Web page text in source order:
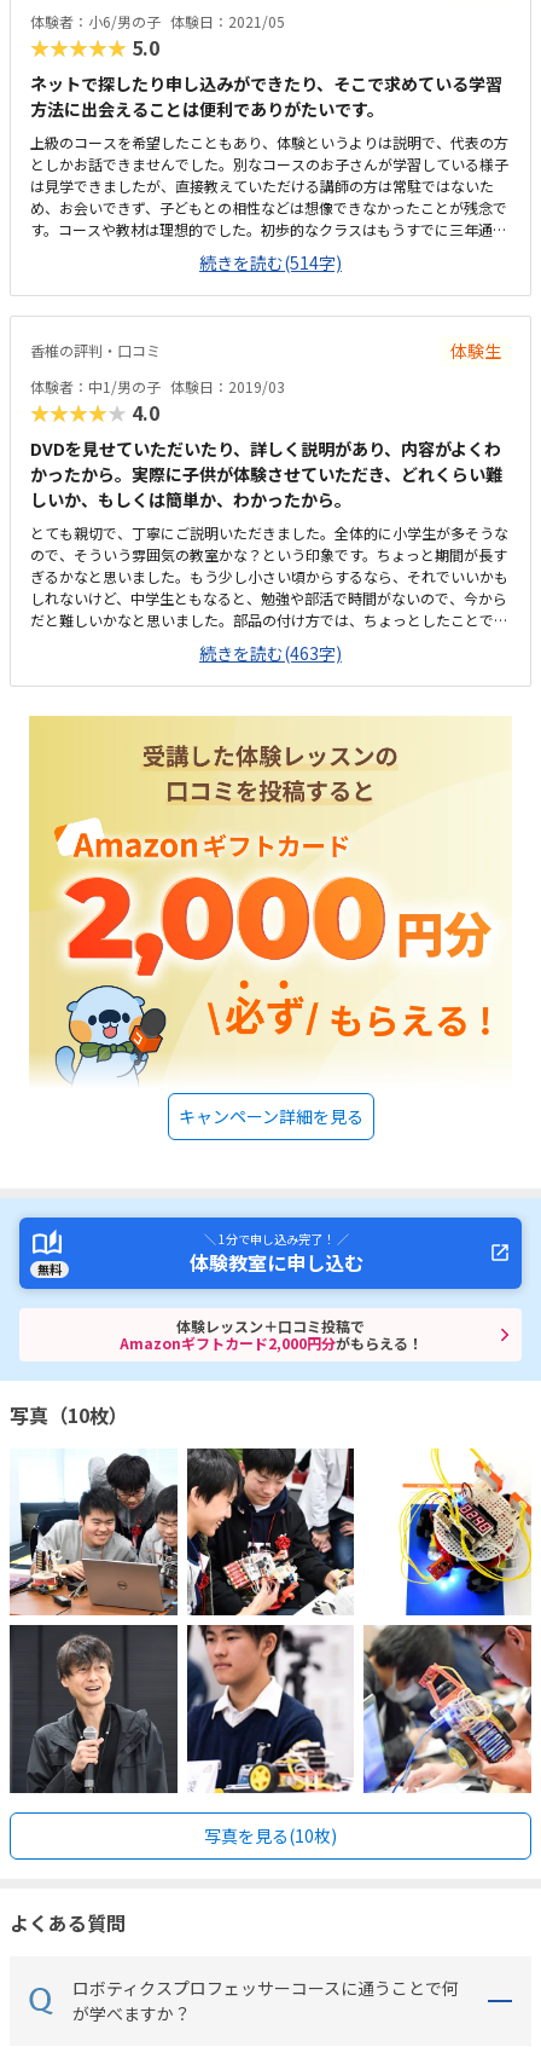
体験者：小6/男の子 体験日：2021/05
★★★★★ 5.0
ネットで探したり申し込みができたり、そこで求めている学習
方法に出会えることは便利でありがたいです。
上級のコースを希望したこともあり、体験というよりは説明で、代表の方
としかお話できませんでした。別なコースのお子さんが学習している様子
は見学できましたが、直接教えていただける講師の方は常駐ではないた
め、お会いできず、子どもとの相性などは想像できなかったことが残念で
す。コースや教材は理想的でした。初歩的なクラスはもうすでに三年通
い、今までの教室ではカリキュラムを全て終了してしまっていたので、さ
らに上のクラスで六年生から学べるコースはよかったです。少し難しいと
は思いますが、子ども本人も、理解できた時はきっと楽しいだろうと予想
していました。車での送り迎えを予定していますが、子ども一人で行く方
ですが、他にはあまりないので不満ではないです。こぢんまりという感じ
でした。以前通っていたところはショッピングセンターの中にあったの
で、もう少し開放感がありましたが雰囲気は似ているようで、子どもは違
和感ないと感じていました。安いとは言えないですが、このくらいかかる
ものかな、と納得しています。機材を最初に揃えるため、どこも初回は出
費が多めです。家庭的な雰囲気がありました。
続きを読む(514字)
香椎の評判・口コミ 体験生
体験者：中1/男の子 体験日：2019/03
★★★★★ 4.0
DVDを見せていただいたり、詳しく説明があり、内容がよくわ
かったから。実際に子供が体験させていただき、どれくらい難
しいか、もしくは簡単か、わかったから。
とても親切で、丁寧にご説明いただきました。全体的に小学生が多そうな
ので、そういう雰囲気の教室かな？という印象です。ちょっと期間が長す
ぎるかなと思いました。もう少し小さい頃からするなら、それでいいかも
しれないけど、中学生ともなると、勉強や部活で時間がないので、今から
だと難しいかなと思いました。部品の付け方では、ちょっとしたことで、
うまく動いたり、動かなかったりと、自分の子の今の状態がどれくらいな
のか、知ることもでき、わかりやすかったです。くるまで送り迎えするに
は、乗り降りが不便かなと思いました。特に雨の日とかは、ビルの近くま
いし、あまり清潔な感じはしなかったです。かなり高いと思います。なぜ
こんなに高いのか？？？特にブロック代を見ただけで、それだけの価値が
あるのか、よくわかりませんでした。一からスタートして、長い期間をか
けて、地道にこつこつ頑張って、プロ並みの技術を習得していけるとこ
ろ。
続きを読む(463字)
キャンペーン詳細を見る
無料
＼ 1分で申し込み完了！ ／
体験教室に申し込む
体験レッスン＋口コミ投稿で
Amazonギフトカード2,000円分がもらえる！
写真（10枚）
写真を見る(10枚)
よくある質問
ロボティクスプロフェッサーコースに通うことで何
が学べますか？